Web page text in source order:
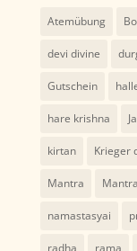
Atemübung
devi divine
Gutschein
hare krishna
kirtan Krieger
Mantra
namastasyai